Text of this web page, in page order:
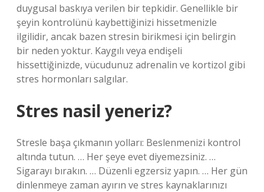
duygusal baskıya verilen bir tepkidir. Genellikle bir
şeyin kontrolünü kaybettiğinizi hissetmenizle
ilgilidir, ancak bazen stresin birikmesi için belirgin
bir neden yoktur. Kaygılı veya endişeli
hissettiğinizde, vücudunuz adrenalin ve kortizol gibi
stres hormonları salgılar.
Stres nasil yeneriz?
Stresle başa çıkmanın yolları: Beslenmenizi kontrol
altında tutun. … Her şeye evet diyemezsiniz. …
Sigarayı bırakın. … Düzenli egzersiz yapın. … Her gün
dinlenmeye zaman ayırın ve stres kaynaklarınızı